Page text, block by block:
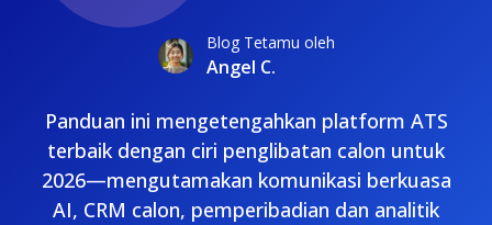
Blog Tetamu oleh
Angel C.
Panduan ini mengetengahkan platform ATS
terbaik dengan ciri penglibatan calon untuk
2026—mengutamakan komunikasi berkuasa
AI, CRM calon, pemperibadian dan analitik